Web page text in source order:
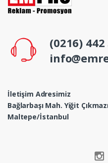
(0216) 442
İletişim Adresimiz
Bağlarbaşı Mah. Yiğit
Maltepe/İstanbul